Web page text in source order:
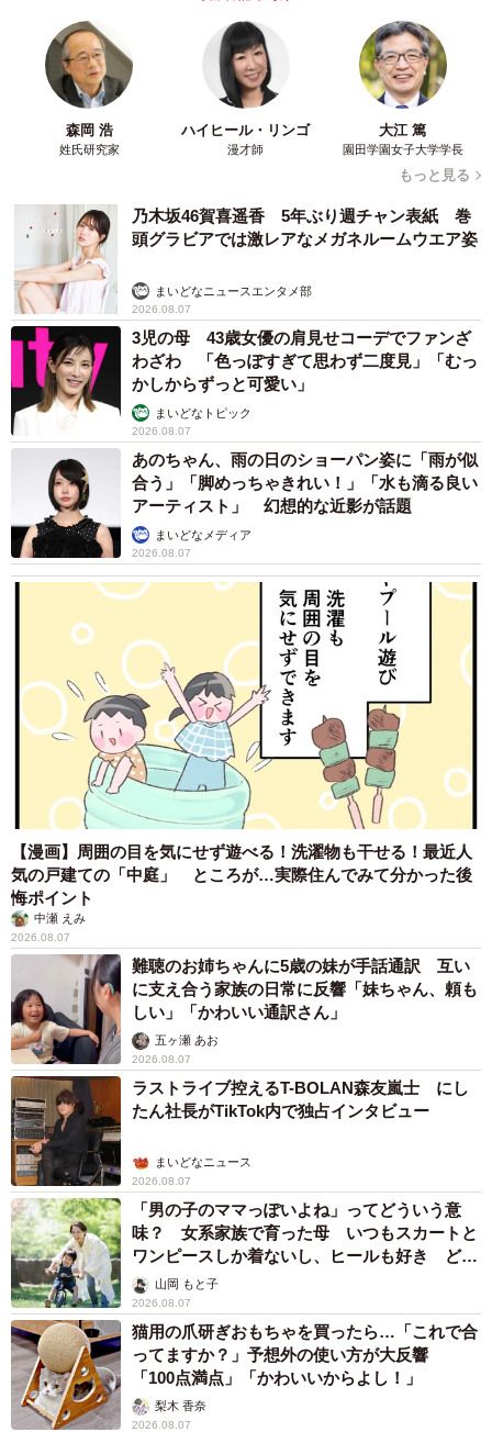
森岡 浩
姓氏研究家
ハイヒール・リンゴ
漫才師
大江 篤
園田学園女子大学学長
もっと見る
乃木坂46賀喜遥香 5年ぶり週チャン表紙 巻
頭グラビアでは激レアなメガネルームウエア姿
まいどなニュースエンタメ部
2026.08.07
3児の母 43歳女優の肩見せコーデでファンざ
わざわ 「色っぽすぎて思わず二度見」「むっ
かしからずっと可愛い」
まいどなトピック
2026.08.07
あのちゃん、雨の日のショーパン姿に「雨が似
合う」「脚めっちゃきれい！」「水も滴る良い
アーティスト」 幻想的な近影が話題
まいどなメディア
2026.08.07
【漫画】周囲の目を気にせず遊べる！洗濯物も干せる！最近人
気の戸建ての「中庭」 ところが…実際住んでみて分かった後
悔ポイント
中瀬 えみ
2026.08.07
難聴のお姉ちゃんに5歳の妹が手話通訳 互い
に支え合う家族の日常に反響「妹ちゃん、頼も
しい」「かわいい通訳さん」
五ヶ瀬 あお
2026.08.07
ラストライブ控えるT-BOLAN森友嵐士 にし
たん社長がTikTok内で独占インタビュー
まいどなニュース
2026.08.07
「男の子のママっぽいよね」ってどういう意
味？ 女系家族で育った母 いつもスカートと
ワンピースしか着ないし、ヒールも好き どの
へんが…
山岡 もと子
2026.08.07
猫用の爪研ぎおもちゃを買ったら…「これで合
ってますか？」予想外の使い方が大反響
「100点満点」「かわいいからよし！」
梨木 香奈
2026.08.07